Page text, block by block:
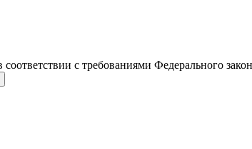
с требованиями Федерального